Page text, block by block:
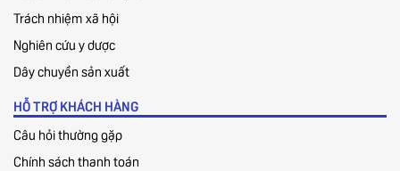
Trách nhiệm xã hội
Nghiên cứu y dược
Dây chuyền sản xuất
HỖ TRỢ KHÁCH HÀNG
Câu hỏi thường gặp
Chính sách thanh toán